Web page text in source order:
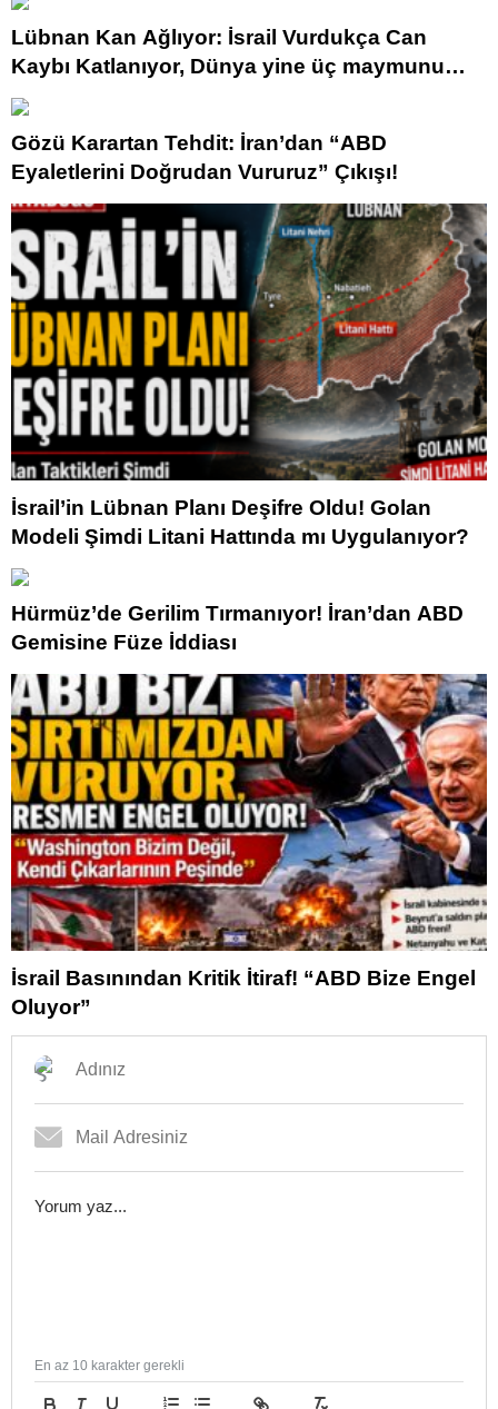
Lübnan Kan Ağlıyor: İsrail Vurdukça Can
Kaybı Katlanıyor, Dünya yine üç maymunu
oynuyor.
Gözü Karartan Tehdit: İran’dan “ABD
Eyaletlerini Doğrudan Vururuz” Çıkışı!
İsrail’in Lübnan Planı Deşifre Oldu! Golan
Modeli Şimdi Litani Hattında mı Uygulanıyor?
Hürmüz’de Gerilim Tırmanıyor! İran’dan ABD
Gemisine Füze İddiası
İsrail Basınından Kritik İtiraf! “ABD Bize Engel
Oluyor”
En az 10 karakter gerekli